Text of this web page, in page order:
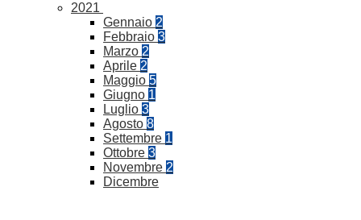
2021
Gennaio 2
Febbraio 3
Marzo 2
Aprile 2
Maggio 5
Giugno 1
Luglio 3
Agosto 8
Settembre 1
Ottobre 3
Novembre 2
Dicembre